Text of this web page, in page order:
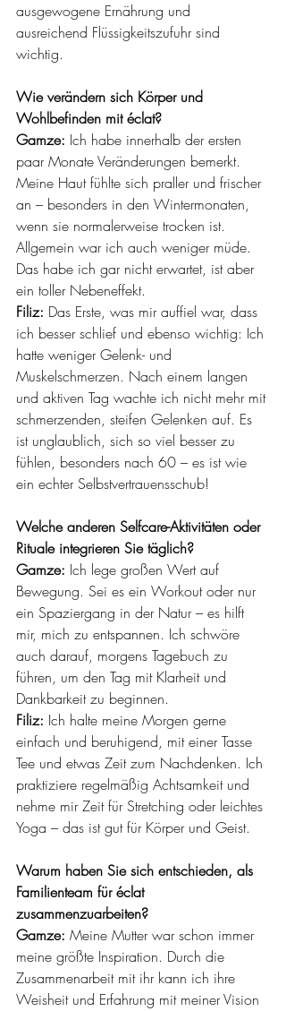
ausgewogene Ernährung und
ausreichend Flüssigkeitszufuhr sind
wichtig.
Wie verändern sich Körper und
Wohlbefinden mit éclat?
Gamze: Ich habe innerhalb der ersten
paar Monate Veränderungen bemerkt.
Meine Haut fühlte sich praller und frischer
an – besonders in den Wintermonaten,
wenn sie normalerweise trocken ist.
Allgemein war ich auch weniger müde.
Das habe ich gar nicht erwartet, ist aber
ein toller Nebeneffekt.
Filiz: Das Erste, was mir auffiel war, dass
ich besser schlief und ebenso wichtig: Ich
hatte weniger Gelenk- und
Muskelschmerzen. Nach einem langen
und aktiven Tag wachte ich nicht mehr mit
schmerzenden, steifen Gelenken auf. Es
ist unglaublich, sich so viel besser zu
fühlen, besonders nach 60 – es ist wie
ein echter Selbstvertrauensschub!
Welche anderen Selfcare-Aktivitäten oder
Rituale integrieren Sie täglich?
Gamze: Ich lege großen Wert auf
Bewegung. Sei es ein Workout oder nur
ein Spaziergang in der Natur – es hilft
mir, mich zu entspannen. Ich schwöre
auch darauf, morgens Tagebuch zu
führen, um den Tag mit Klarheit und
Dankbarkeit zu beginnen.
Filiz: Ich halte meine Morgen gerne
einfach und beruhigend, mit einer Tasse
Tee und etwas Zeit zum Nachdenken. Ich
praktiziere regelmäßig Achtsamkeit und
nehme mir Zeit für Stretching oder leichtes
Yoga – das ist gut für Körper und Geist.
Warum haben Sie sich entschieden, als
Familienteam für éclat
zusammenzuarbeiten?
Gamze: Meine Mutter war schon immer
meine größte Inspiration. Durch die
Zusammenarbeit mit ihr kann ich ihre
Weisheit und Erfahrung mit meiner Vision